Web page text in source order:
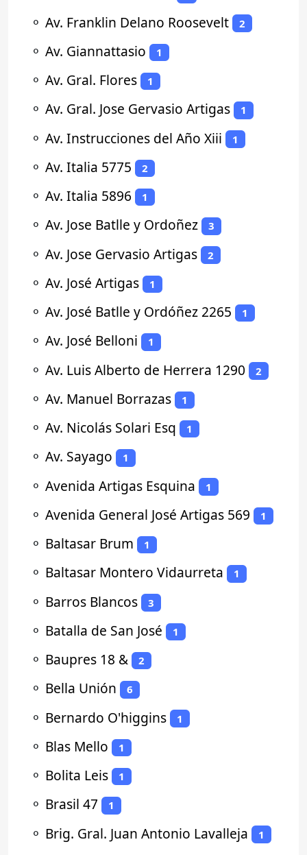
⚬ Av. Franklin Delano Roosevelt 2
⚬ Av. Giannattasio 1
⚬ Av. Gral. Flores 1
⚬ Av. Gral. Jose Gervasio Artigas 1
⚬ Av. Instrucciones del Año Xiii 1
⚬ Av. Italia 5775 2
⚬ Av. Italia 5896 1
⚬ Av. Jose Batlle y Ordoñez 3
⚬ Av. Jose Gervasio Artigas 2
⚬ Av. José Artigas 1
⚬ Av. José Batlle y Ordóñez 2265 1
⚬ Av. José Belloni 1
⚬ Av. Luis Alberto de Herrera 1290 2
⚬ Av. Manuel Borrazas 1
⚬ Av. Nicolás Solari Esq 1
⚬ Av. Sayago 1
⚬ Avenida Artigas Esquina 1
⚬ Avenida General José Artigas 569 1
⚬ Baltasar Brum 1
⚬ Baltasar Montero Vidaurreta 1
⚬ Barros Blancos 3
⚬ Batalla de San José 1
⚬ Baupres 18 & 2
⚬ Bella Unión 6
⚬ Bernardo O'higgins 1
⚬ Blas Mello 1
⚬ Bolita Leis 1
⚬ Brasil 47 1
⚬ Brig. Gral. Juan Antonio Lavalleja 1